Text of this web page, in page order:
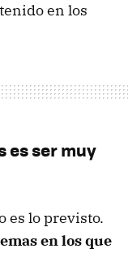
en los
es ser muy
es lo previsto.
en los que